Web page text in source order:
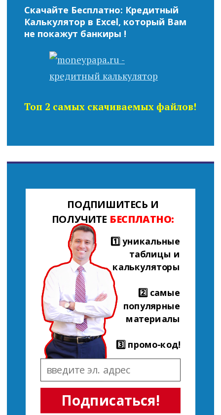
Скачайте Бесплатно: Кредитный
Калькулятор в Excel, который Вам
не покажут банкиры !
Топ 2 самых скачиваемых файлов!
Подписаться!
ПОДПИШИТЕСЬ И
ПОЛУЧИТЕ БЕСПЛАТНО:
1️⃣ уникальные
таблицы и
калькуляторы
2️⃣ самые
популярные
материалы
3️⃣ промо-код!